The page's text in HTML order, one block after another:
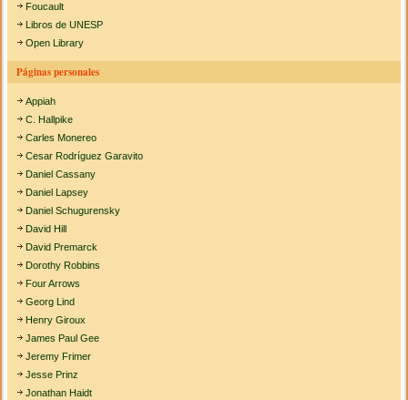
Foucault
Libros de UNESP
Open Library
Páginas personales
Appiah
C. Hallpike
Carles Monereo
Cesar Rodríguez Garavito
Daniel Cassany
Daniel Lapsey
Daniel Schugurensky
David Hill
David Premarck
Dorothy Robbins
Four Arrows
Georg Lind
Henry Giroux
James Paul Gee
Jeremy Frimer
Jesse Prinz
Jonathan Haidt